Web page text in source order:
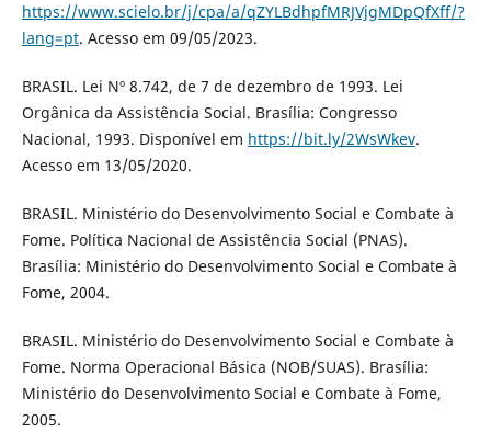
https://www.scielo.br/j/cpa/a/qZYLBdhpfMRJVjgMDpQfXff/?
lang=pt. Acesso em 09/05/2023.
BRASIL. Lei Nº 8.742, de 7 de dezembro de 1993. Lei
Orgânica da Assistência Social. Brasília: Congresso
Nacional, 1993. Disponível em https://bit.ly/2WsWkev.
Acesso em 13/05/2020.
BRASIL. Ministério do Desenvolvimento Social e Combate à
Fome. Política Nacional de Assistência Social (PNAS).
Brasília: Ministério do Desenvolvimento Social e Combate à
Fome, 2004.
BRASIL. Ministério do Desenvolvimento Social e Combate à
Fome. Norma Operacional Básica (NOB/SUAS). Brasília:
Ministério do Desenvolvimento Social e Combate à Fome,
2005.